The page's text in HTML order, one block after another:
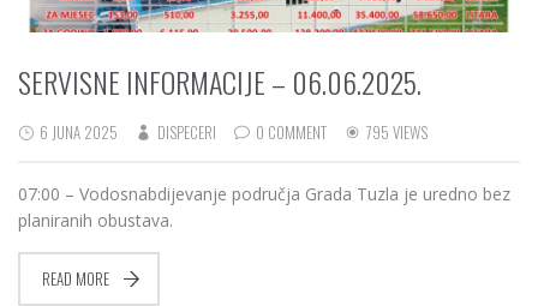
SERVISNE INFORMACIJE – 06.06.2025.
6 JUNA 2025 DISPECERI 0 COMMENT 795 VIEWS
07:00 – Vodosnabdijevanje područja Grada Tuzla je uredno bez
planiranih obustava.
READ MORE